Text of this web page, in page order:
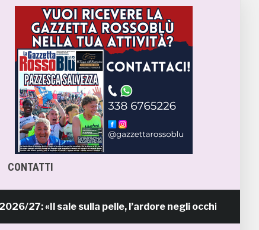
CONTATTI
«Il sale sulla pelle, l’ardore negli occhi»